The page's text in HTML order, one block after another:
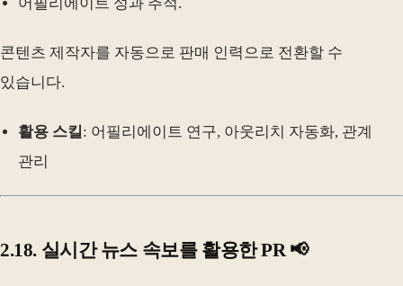
어필리에이트 성과 추적.
콘텐츠 제작자를 자동으로 판매 인력으로 전환할 수
있습니다.
활용 스킬 : 어필리에이트 연구, 아웃리치 자동화, 관계
관리
2.18. 실시간 뉴스 속보를 활용한 PR 📢